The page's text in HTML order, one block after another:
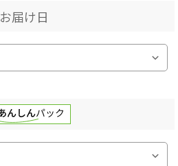
お届け日